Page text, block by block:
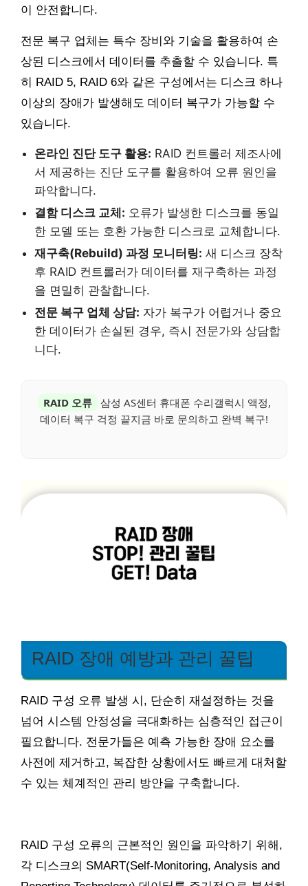
이 안전합니다.
전문 복구 업체는 특수 장비와 기술을 활용하여 손
상된 디스크에서 데이터를 추출할 수 있습니다. 특
히 RAID 5, RAID 6와 같은 구성에서는 디스크 하나
이상의 장애가 발생해도 데이터 복구가 가능할 수
있습니다.
온라인 진단 도구 활용: RAID 컨트롤러 제조사에
서 제공하는 진단 도구를 활용하여 오류 원인을
파악합니다.
결함 디스크 교체: 오류가 발생한 디스크를 동일
한 모델 또는 호환 가능한 디스크로 교체합니다.
재구축(Rebuild) 과정 모니터링: 새 디스크 장착
후 RAID 컨트롤러가 데이터를 재구축하는 과정
을 면밀히 관찰합니다.
전문 복구 업체 상담: 자가 복구가 어렵거나 중요
한 데이터가 손실된 경우, 즉시 전문가와 상담합
니다.
RAID 오류
삼성 AS센터 휴대폰 수리갤럭시 액정,
데이터 복구 걱정 끝지금 바로 문의하고 완벽 복구!
RAID 장애 예방과 관리 꿀팁
RAID 구성 오류 발생 시, 단순히 재설정하는 것을
넘어 시스템 안정성을 극대화하는 심층적인 접근이
필요합니다. 전문가들은 예측 가능한 장애 요소를
사전에 제거하고, 복잡한 상황에서도 빠르게 대처할
수 있는 체계적인 관리 방안을 구축합니다.
RAID 구성 오류의 근본적인 원인을 파악하기 위해,
각 디스크의 SMART(Self-Monitoring, Analysis and